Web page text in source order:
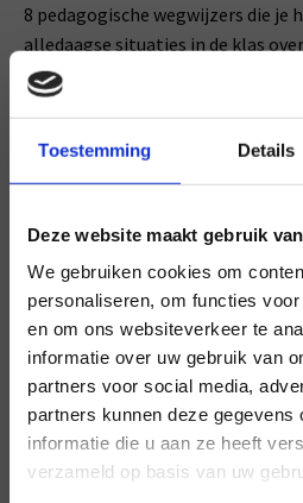
Toestemming Details
Deze website maakt gebruik
We gebruiken cookies om
personaliseren, om functies
en om ons websiteverkeer te
informatie over uw gebruik van
partners voor social media,
partners kunnen deze gegevens
informatie die u aan ze heeft
verzameld op basis van uw
8 pedagogische wegwijzers die je
alledaagse situaties in de klas
diversiteit.
vo
Een lhbti+ onderwerp